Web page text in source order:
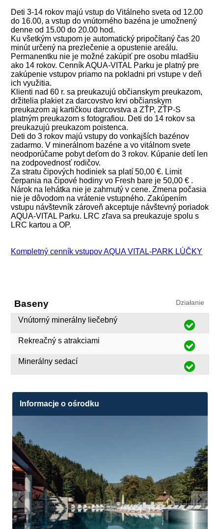
Deti 3-14 rokov majú vstup do Vitálneho sveta od 12.00
do 16.00, a vstup do vnútorného bazéna je umožnený
denne od 15.00 do 20.00 hod.
Ku všetkým vstupom je automatický pripočítaný čas 20
minút určený na prezlečenie a opustenie areálu.
Permanentku nie je možné zakúpiť pre osobu mladšiu
ako 14 rokov. Cenník AQUA-VITAL Parku je platný pre
zakúpenie vstupov priamo na pokladni pri vstupe v deň
ich využitia.
Klienti nad 60 r. sa preukazujú občianskym preukazom,
držitelia plakiet za darcovstvo krvi občianskym
preukazom aj kartičkou darcovstva a ZŤP, ZŤP-S
platným preukazom s fotografiou. Deti do 14 rokov sa
preukazujú preukazom poistenca.
Deti do 3 rokov majú vstupy do vonkajších bazénov
zadarmo. V minerálnom bazéne a vo vitálnom svete
neodporúčame pobyt deťom do 3 rokov. Kúpanie detí len
na zodpovednosť rodičov.
Za stratu čipových hodiniek sa platí 50,00 €. Limit
čerpania na čipové hodiny vo Fresh bare je 50,00 € .
Nárok na lehátka nie je zahrnutý v cene. Zmena počasia
nie je dôvodom na vrátenie vstupného. Zakúpením
vstupu návštevník zároveň akceptuje návštevný poriadok
AQUA-VITAL Parku. LRC zľava sa preukazuje spolu s
LRC kartou a OP.
Kompletný cenník vstupov AQUA VITAL-PARK LÚČKY
Baseny Działanie
Vnútorný minerálny liečebný
Rekreačný s atrakciami
Minerálny sedací
Informacje o ośrodku